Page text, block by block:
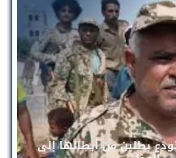
بطلين من أبطالها إلى